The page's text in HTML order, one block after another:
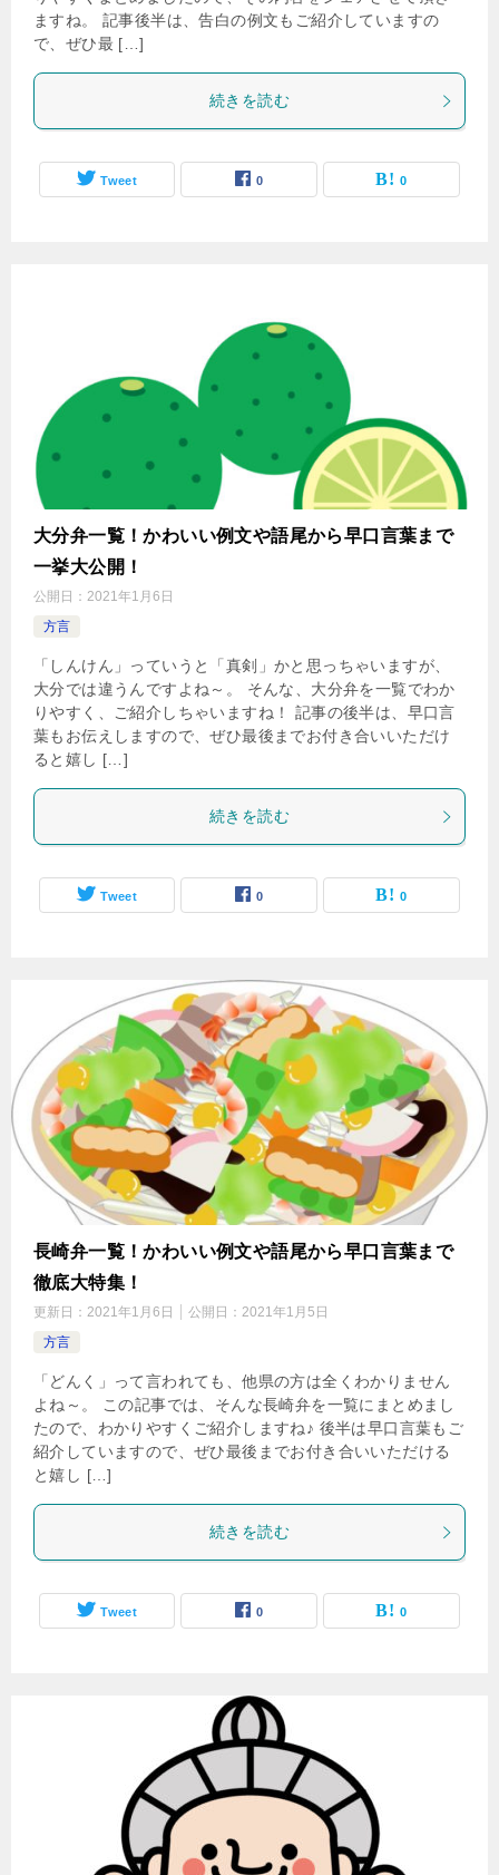
ますね。 記事後半は、告白の例文もご紹介していますの
で、ぜひ最 […]
続きを読む
Tweet 0 0
大分弁一覧！かわいい例文や語尾から早口言葉まで
一挙大公開！
公開日： 2021年1月6日
方言
「しんけん」っていうと「真剣」かと思っちゃいますが、
大分では違うんですよね～。 そんな、大分弁を一覧でわか
りやすく、ご紹介しちゃいますね！ 記事の後半は、早口言
葉もお伝えしますので、ぜひ最後までお付き合いいただけ
ると嬉し […]
続きを読む
Tweet 0 0
長崎弁一覧！かわいい例文や語尾から早口言葉まで
徹底大特集！
更新日： 2021年1月6日 公開日： 2021年1月5日
方言
「どんく」って言われても、他県の方は全くわかりません
よね～。 この記事では、そんな長崎弁を一覧にまとめまし
たので、わかりやすくご紹介しますね♪ 後半は早口言葉もご
紹介していますので、ぜひ最後までお付き合いいただける
と嬉し […]
続きを読む
Tweet 0 0